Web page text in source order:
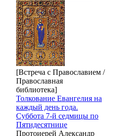
[Встреча с Православием /
Православная
библиотека]
Толкование Евангелия на
каждый день года.
Суббота 7-й седмицы по
Пятидесятнице
Протоиерей Александр